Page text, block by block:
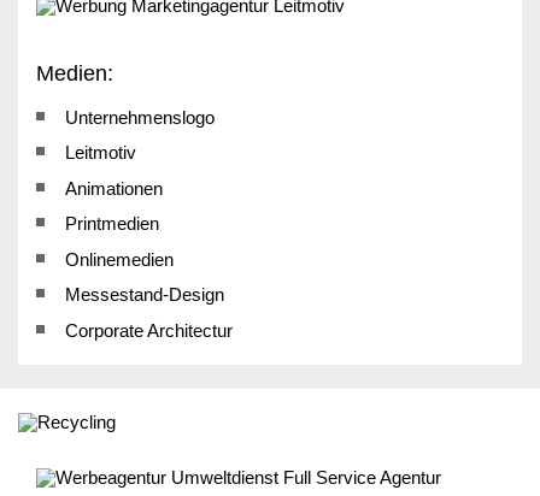
Medien:
Unternehmenslogo
Leitmotiv
Animationen
Printmedien
Onlinemedien
Messestand-Design
Corporate Architectur